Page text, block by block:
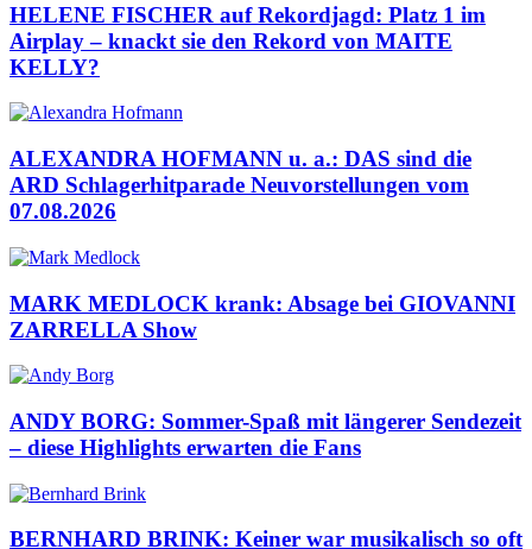
HELENE FISCHER auf Rekordjagd: Platz 1 im
Airplay – knackt sie den Rekord von MAITE
KELLY?
ALEXANDRA HOFMANN u. a.: DAS sind die
ARD Schlagerhitparade Neuvorstellungen vom
07.08.2026
MARK MEDLOCK krank: Absage bei GIOVANNI
ZARRELLA Show
ANDY BORG: Sommer-Spaß mit längerer Sendezeit
– diese Highlights erwarten die Fans
BERNHARD BRINK: Keiner war musikalisch so oft